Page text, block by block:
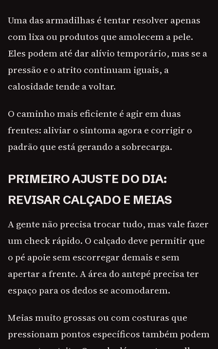
Uma das armadilhas é tentar resolver apenas
com lixa ou produtos que amolecem a pele.
Eles podem até dar alívio temporário, mas se a
pressão e o atrito continuam iguais, a
calosidade tende a voltar.
O caminho mais eficiente é agir em duas
frentes: aliviar o sintoma agora e corrigir o
padrão que está gerando a sobrecarga.
PRIMEIRO AJUSTE DO DIA:
REVISAR CALÇADO E MEIAS
A gente não precisa trocar tudo, mas vale fazer
um check rápido. O calçado deve permitir que
o pé apoie sem escorregar demais e sem
apertar a frente. A área do antepé precisa ter
espaço para os dedos se acomodarem.
Meias muito grossas ou com costuras que
pressionam pontos específicos também podem